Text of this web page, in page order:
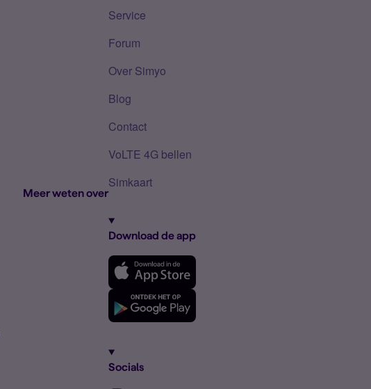
Meer weten over
Service
Forum
Over Simyo
Blog
Contact
VoLTE 4G bellen
Simkaart
Download de app
Socials